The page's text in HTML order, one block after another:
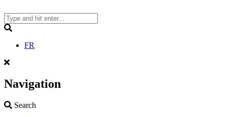
to
content
FR
Navigation
Search